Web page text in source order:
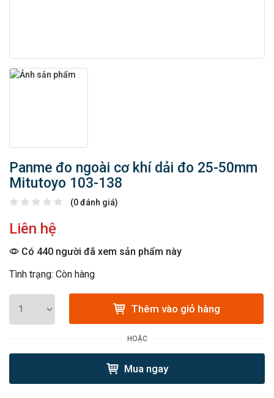
Panme đo ngoài cơ khí dải đo 25-50mm
Mitutoyo 103-138
(0 đánh giá)
Liên hệ
Có 440 người đã xem sản phẩm này
Tình trạng: Còn hàng
Thêm vào giỏ hàng
HOẶC
Mua ngay